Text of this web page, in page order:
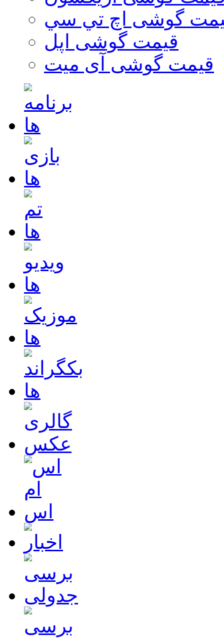
گوشی اچ تي سي
قیمت گوشی اپل
قیمت گوشی آی میت